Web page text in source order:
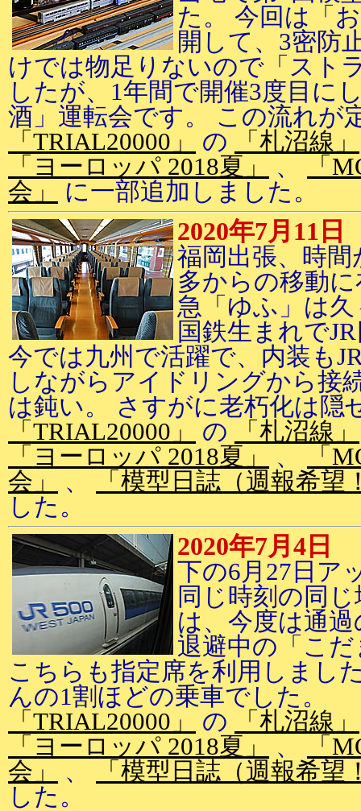
た。 今回は「
開して、3密防
けでは物足りないので「スト
したが、1年間で開催3度目に
酒」運転会です。 この流れが
「TRIAL20000」
の 「札沼線」
「ヨーロッパ 2018夏」
、
「
会」
に一部追加しました。
2020年7月11日
福岡出張、時
多からの移動
急「ゆふ」は
国鉄生まれで
今では九州で活躍で、内装も
しながらアイドリングから接
は鈍い。 さすがに老朽化は隠
「TRIAL20000」
の 「札沼線」
「ヨーロッパ 2018夏」
、
「
会」
、
「模型日誌（週報希望
した。
2020年7月4日
下の6月27日ア
同じ時刻の同
は、今度は通
退避中の「こ
こちらも指定席を利用しまし
んの1割ほどの乗車でした。
「TRIAL20000」
の 「札沼線」
「ヨーロッパ 2018夏」
、
「
会」
、
「模型日誌（週報希望
した。